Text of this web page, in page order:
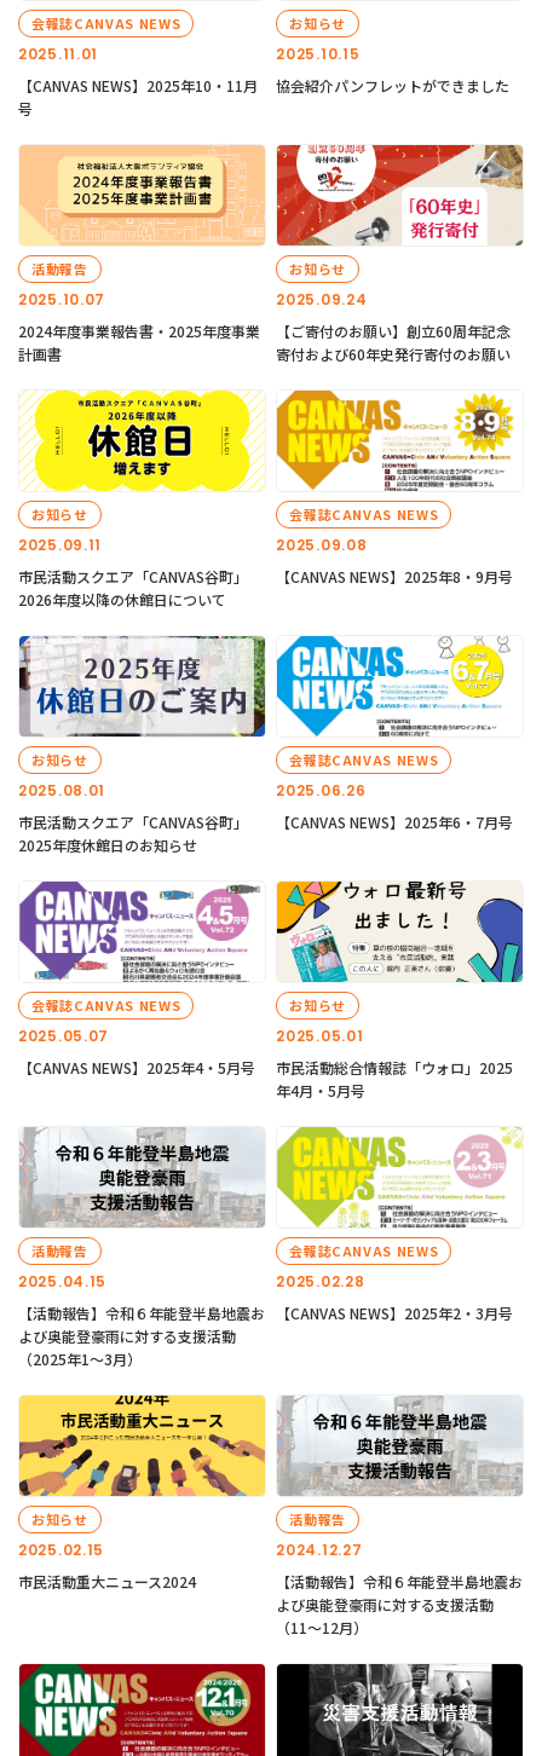
2025.11.01
会報誌CANVAS NEWS
【CANVAS NEWS】2025年10・11月
号
2025.10.15
お知らせ
協会紹介パンフレットができました
2025.10.07
活動報告
2024年度事業報告書・2025年度事業
計画書
2025.09.24
お知らせ
【ご寄付のお願い】創立60周年記念
寄付および60年史発行寄付のお願い
2025.09.11
お知らせ
市民活動スクエア「CANVAS谷町」
2026年度以降の休館日について
2025.09.08
会報誌CANVAS NEWS
【CANVAS NEWS】2025年8・9月号
2025.08.01
お知らせ
市民活動スクエア「CANVAS谷町」
2025年度休館日のお知らせ
2025.06.26
会報誌CANVAS NEWS
【CANVAS NEWS】2025年6・7月号
2025.05.07
会報誌CANVAS NEWS
【CANVAS NEWS】2025年4・5月号
2025.05.01
お知らせ
市民活動総合情報誌「ウォロ」2025
年4月・5月号
2025.04.15
活動報告
【活動報告】令和６年能登半島地震お
よび奥能登豪雨に対する支援活動
（2025年1〜3月）
2025.02.28
会報誌CANVAS NEWS
【CANVAS NEWS】2025年2・3月号
2025.02.15
お知らせ
市民活動重大ニュース2024
2024.12.27
活動報告
【活動報告】令和６年能登半島地震お
よび奥能登豪雨に対する支援活動
（11〜12月）